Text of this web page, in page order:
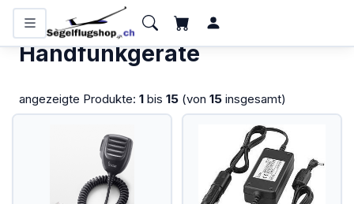
KATEGORIEN
Bücher und Kalender
Handfunkgeräte
Home / Handfunkgeräte
Handfunkgeräte
angezeigte Produkte: 1 bis 15 (von 15 insgesamt)